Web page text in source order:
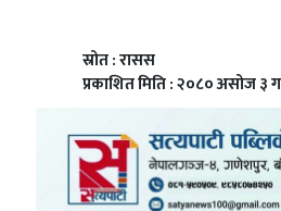
स्रोत : रासस
प्रकाशित मिति : २०८० असोज ३